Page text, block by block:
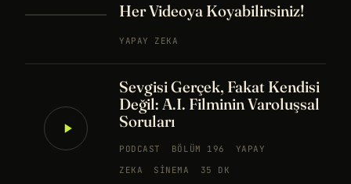
Her Videoya Koyabilirsiniz!
YAPAY ZEKA
Sevgisi Gerçek, Fakat Kendisi
Değil: A.I. Filminin Varoluşsal
Soruları
PODCAST BÖLÜM 196
YAPAY
ZEKA
SINEMA 35 DK